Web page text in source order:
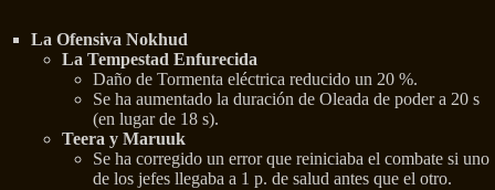
La Ofensiva Nokhud
La Tempestad Enfurecida
Daño de Tormenta eléctrica reducido un 20 %.
Se ha aumentado la duración de Oleada de poder a 20 s
(en lugar de 18 s).
Teera y Maruuk
Se ha corregido un error que reiniciaba el combate si uno
de los jefes llegaba a 1 p. de salud antes que el otro.